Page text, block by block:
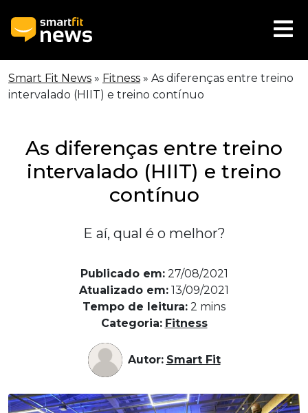
Smart Fit News » Fitness » As diferenças entre treino
intervalado (HIIT) e treino contínuo
As diferenças entre treino
intervalado (HIIT) e treino
contínuo
E aí, qual é o melhor?
Publicado em: 27/08/2021
Atualizado em: 13/09/2021
Tempo de leitura: 2 mins
Categoria: Fitness
Autor: Smart Fit